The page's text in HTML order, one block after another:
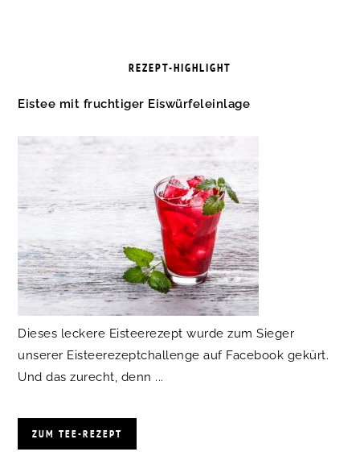
REZEPT-HIGHLIGHT
Eistee mit fruchtiger Eiswürfeleinlage
Dieses leckere Eisteerezept wurde zum Sieger
unserer Eisteerezeptchallenge auf Facebook gekürt.
Und das zurecht, denn ...
ZUM TEE-REZEPT